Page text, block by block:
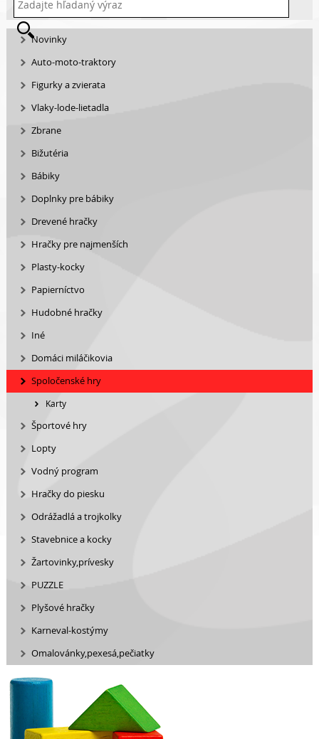
Novinky
Auto-moto-traktory
Figurky a zvierata
Vlaky-lode-lietadla
Zbrane
Bižutéria
Bábiky
Doplnky pre bábiky
Drevené hračky
Hračky pre najmenších
Plasty-kocky
Papierníctvo
Hudobné hračky
Iné
Domáci miláčikovia
Spoločenské hry
Karty
Športové hry
Lopty
Vodný program
Hračky do piesku
Odrážadlá a trojkolky
Stavebnice a kocky
Žartovinky,prívesky
PUZZLE
Plyšové hračky
Karneval-kostýmy
Omalovánky,pexesá,pečiatky